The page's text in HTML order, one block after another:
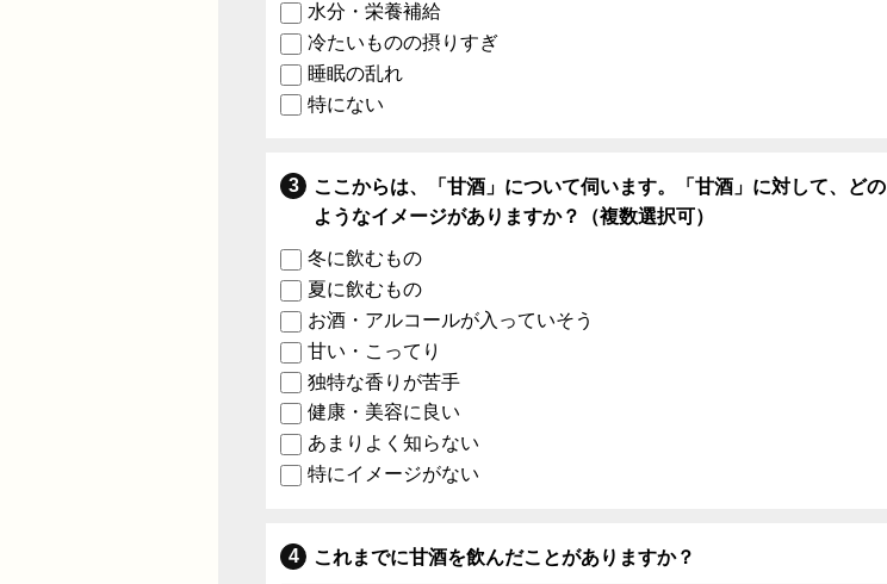
水分・栄養補給
冷たいものの摂りすぎ
睡眠の乱れ
特にない
ここからは、「甘酒」について伺います。「甘酒」に対して、どの
ようなイメージがありますか？（複数選択可）
冬に飲むもの
夏に飲むもの
お酒・アルコールが入っていそう
甘い・こってり
独特な香りが苦手
健康・美容に良い
あまりよく知らない
特にイメージがない
これまでに甘酒を飲んだことがありますか？